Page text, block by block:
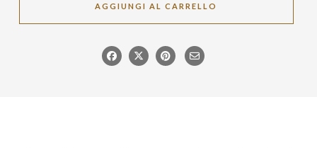
AGGIUNGI AL CARRELLO